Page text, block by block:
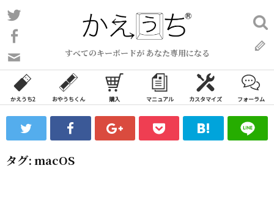
コ
ン
ン
ツ
ス
ッ
プ
すべてのキーボードが あなた専用になる
い
合
わ
フ
ォ
ー
ム
検
索:
かえうち2 おやうちくん 購入 マニュアル カスタマイズ フォーラム
タグ:macOS